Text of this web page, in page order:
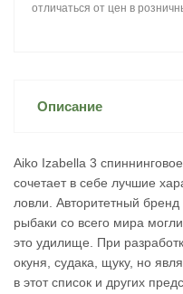
отличаться от цен в
Описание
Aiko Izabella 3
сочетает в себе лучшие
ловли. Авторитетный
рыбаки со всего мира
это удилище. При
окуня, судака, щуку, но
в этот список и других